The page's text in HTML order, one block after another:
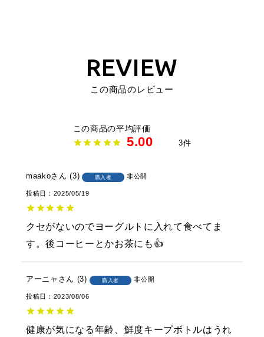
REVIEW
この商品のレビュー
5.00 3
maako 3 購入者 非公開
投稿日 2025/05/19
クセがないのでヨーグルトに入れて食べてま
す。後コーヒーとかお茶にも👍
アーニャ 3 購入者 非公開
投稿日 2023/08/06
健康が気になる年齢、鮮度キープボトルはうれ